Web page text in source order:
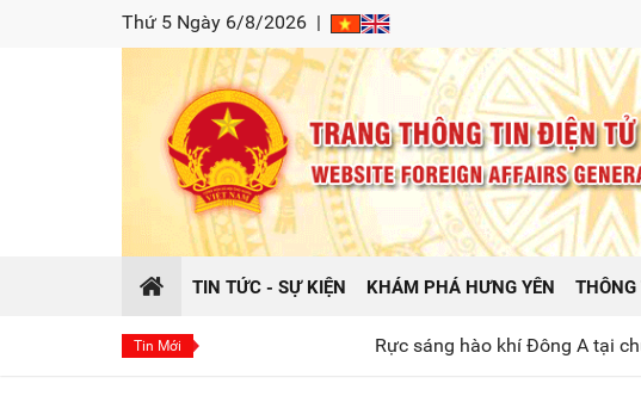
Thứ 5 Ngày 6/8/2026 |
TIN TỨC - SỰ KIỆN KHÁM PHÁ HƯNG YÊN
Tin Mới Rực sáng hào khí Đông A tại chương trình khai